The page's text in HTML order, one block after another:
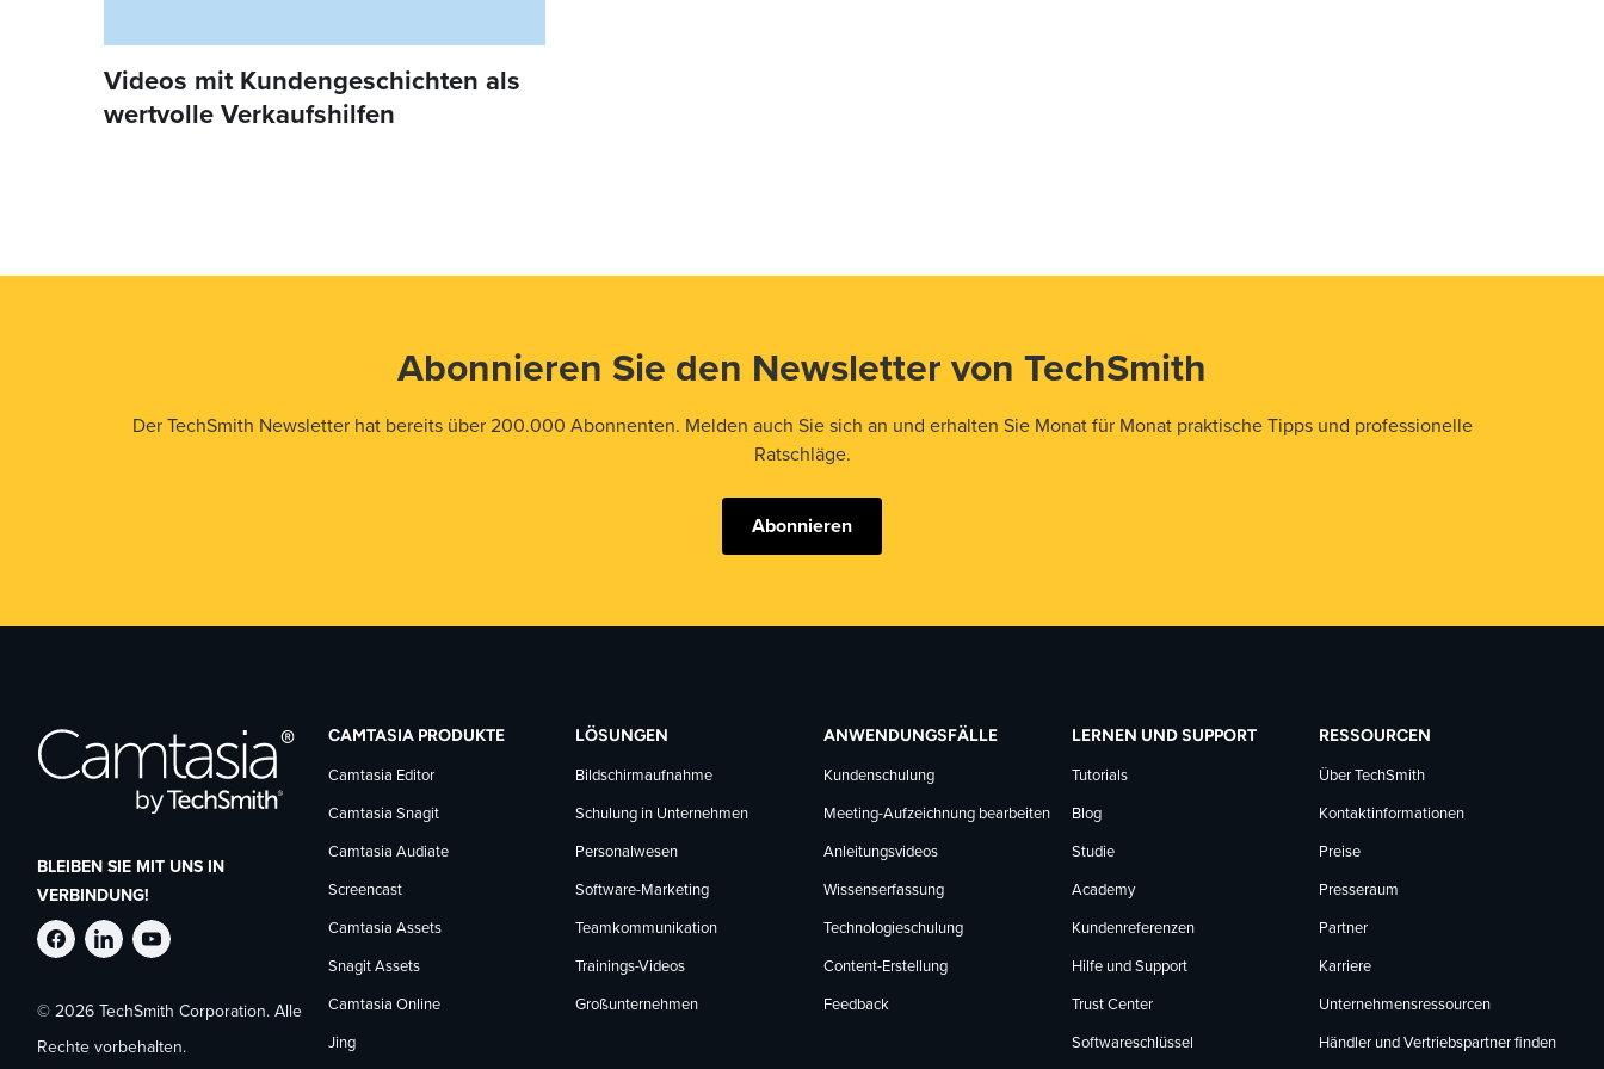
Videos mit Kundengeschichten als
wertvolle Verkaufshilfen
Abonnieren Sie den Newsletter von TechSmith
Der TechSmith Newsletter hat bereits über 200.000 Abonnenten. Melden auch Sie sich an und erhalten Sie Monat für Monat praktische Tipps und professionelle
Ratschläge.
Abonnieren
BLEIBEN SIE MIT UNS IN
VERBINDUNG!
TechSmith
auf
TechSmith
auf
TechSmith
auf
© 2026 TechSmith Corporation. Alle
Rechte vorbehalten.
CAMTASIA PRODUKTE
Camtasia Editor
Camtasia Snagit
Camtasia Audiate
Screencast
Camtasia Assets
Snagit Assets
Camtasia Online
Jing
LÖSUNGEN
Bildschirmaufnahme
Schulung in Unternehmen
Personalwesen
Software-Marketing
Teamkommunikation
Trainings-Videos
Großunternehmen
ANWENDUNGSFÄLLE
Kundenschulung
Meeting-Aufzeichnung bearbeiten
Anleitungsvideos
Wissenserfassung
Technologieschulung
Content-Erstellung
Feedback
LERNEN UND SUPPORT
Tutorials
Blog
Studie
Academy
Kundenreferenzen
Hilfe und Support
Trust Center
Softwareschlüssel
RESSOURCEN
Über TechSmith
Kontaktinformationen
Preise
Presseraum
Partner
Karriere
Unternehmensressourcen
Händler und Vertriebspartner finden